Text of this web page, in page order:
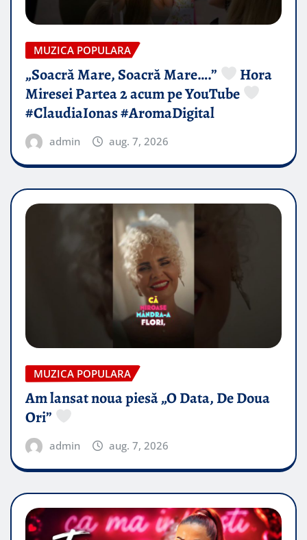
MUZICA POPULARA
„Soacră Mare, Soacră Mare….”
Hora
Miresei Partea 2 acum pe YouTube
#ClaudiaIonas #AromaDigital
admin aug. 7, 2026
MUZICA POPULARA
Am lansat noua piesă „O Data, De Doua
Ori”
admin aug. 7, 2026